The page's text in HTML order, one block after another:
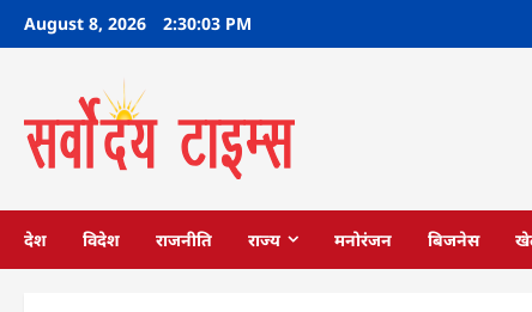
SkipAugust 8, 2026 2:30:04 PM
देश विदेश राजनीति राज्य मनोरंजन बिजनेस